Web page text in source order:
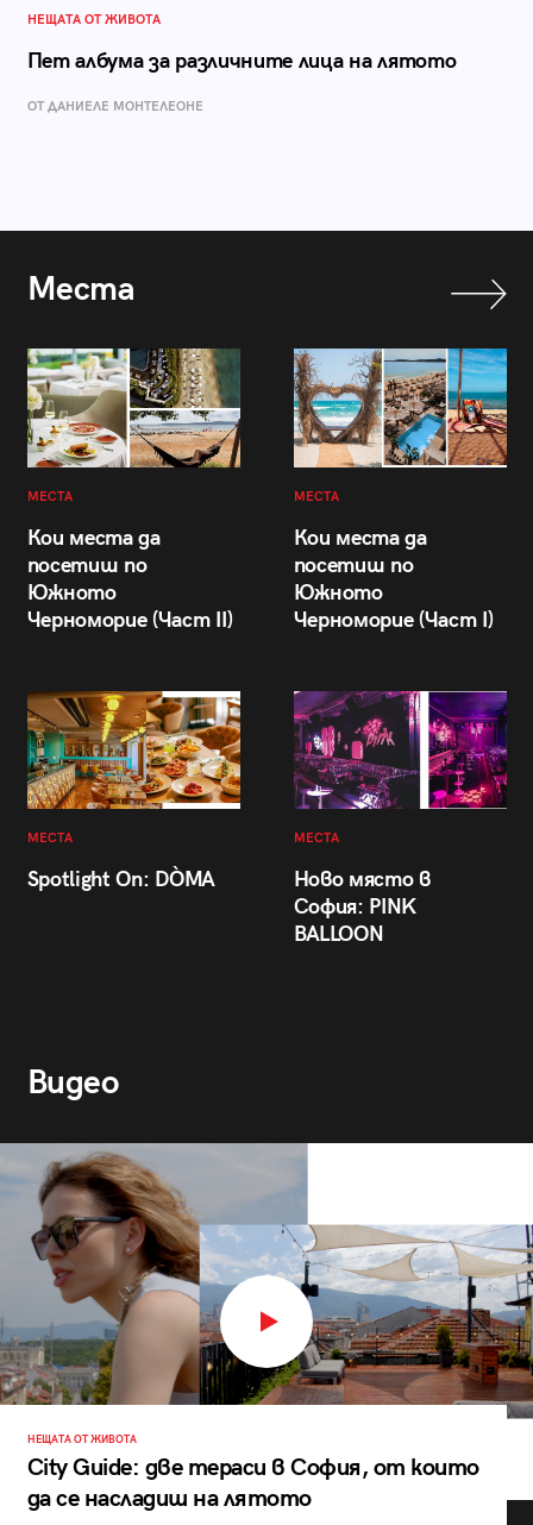
НЕЩАТА ОТ ЖИВОТА
Пет албума за различните лица на лятото
ОТ ДАНИЕЛЕ МОНТЕЛЕОНЕ
Места
МЕСТА
Кои места да
посетиш по
Южното
Черноморие (Част II)
МЕСТА
Кои места да
посетиш по
Южното
Черноморие (Част I)
МЕСТА
Spotlight On: DÒMA
МЕСТА
Ново място в
София: PINK
BALLOON
Видео
НЕЩАТА ОТ ЖИВОТА
City Guide: две тераси в София, от които
да се насладиш на лятото